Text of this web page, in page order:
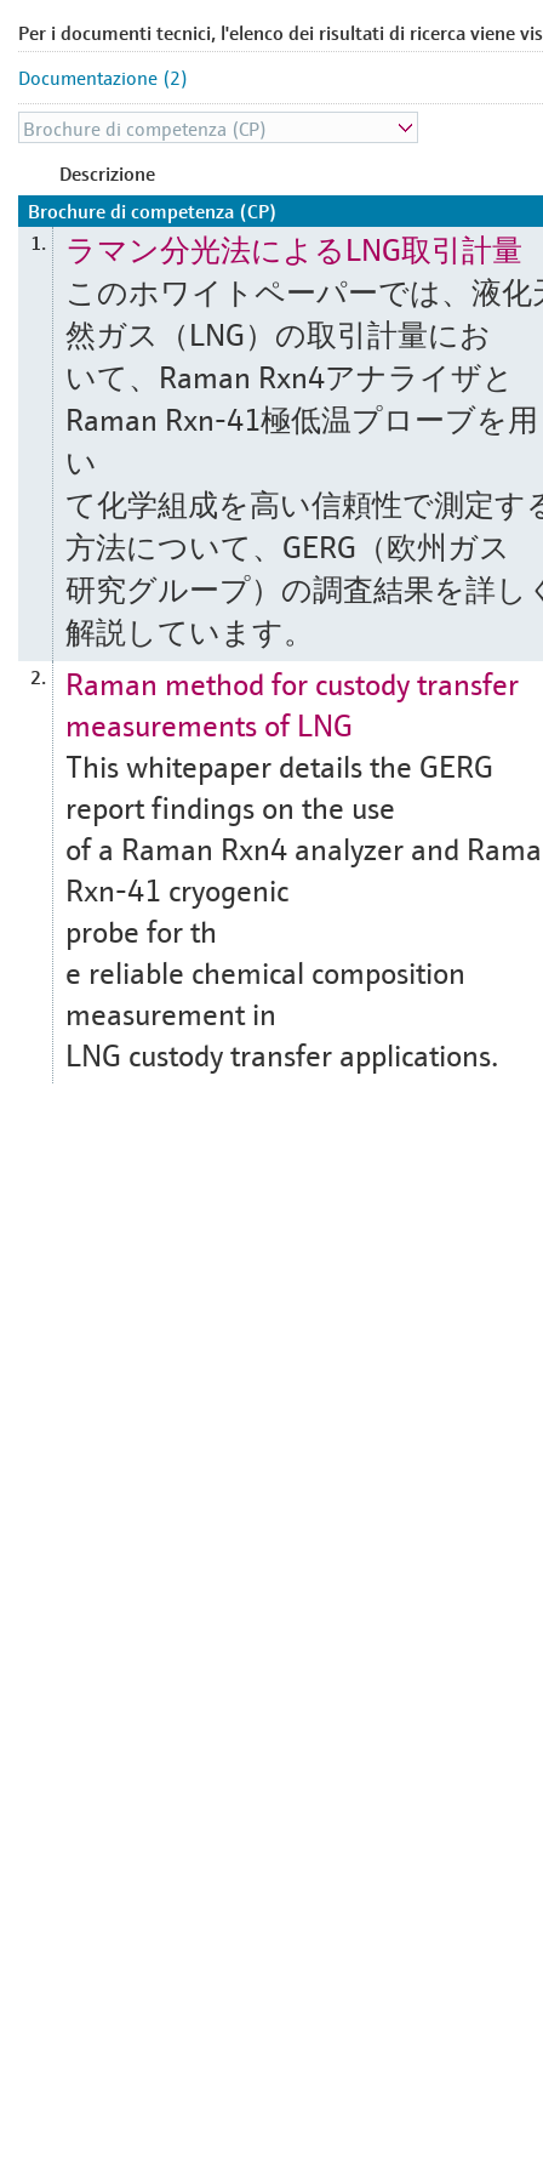
Per i documenti tecnici, l'elenco dei risultati di ricerca viene
Documentazione (2)
Descrizione
Brochure di competenza (CP)
1.
ラマン分光法によるLNG取引計量
このホワイトペーパーでは、液化
然ガス（LNG）の取引計量にお
いて、Raman Rxn4アナライザと
Raman Rxn-41極低温プローブを用
い
て化学組成を高い信頼性で測定す
方法について、GERG（欧州ガス
研究グループ）の調査結果を詳し
解説しています。
2.
Raman method for custody transfer
measurements of LNG
This whitepaper details the GERG
report findings on the use
of a Raman Rxn4 analyzer and
Rxn-41 cryogenic
probe for th
e reliable chemical composition
measurement in
LNG custody transfer applications.